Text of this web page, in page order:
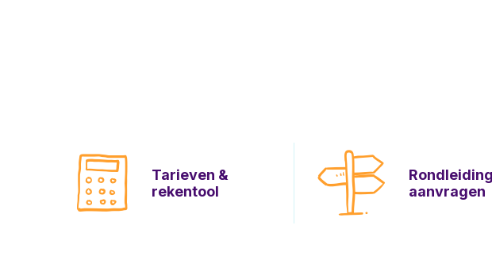
Tarieven &
rekentool
Rondleiding
aanvragen